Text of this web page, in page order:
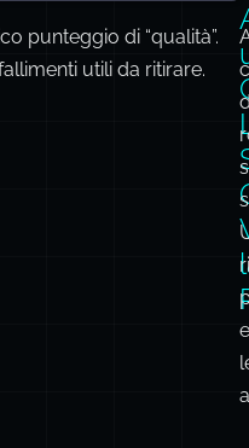
punteggio di “qualità”.
utili da ritirare.